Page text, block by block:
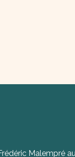
Malempré